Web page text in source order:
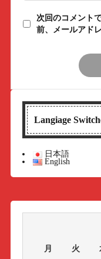
次回のコメント
前、メールアド
Langiage
日本語
English
月 火